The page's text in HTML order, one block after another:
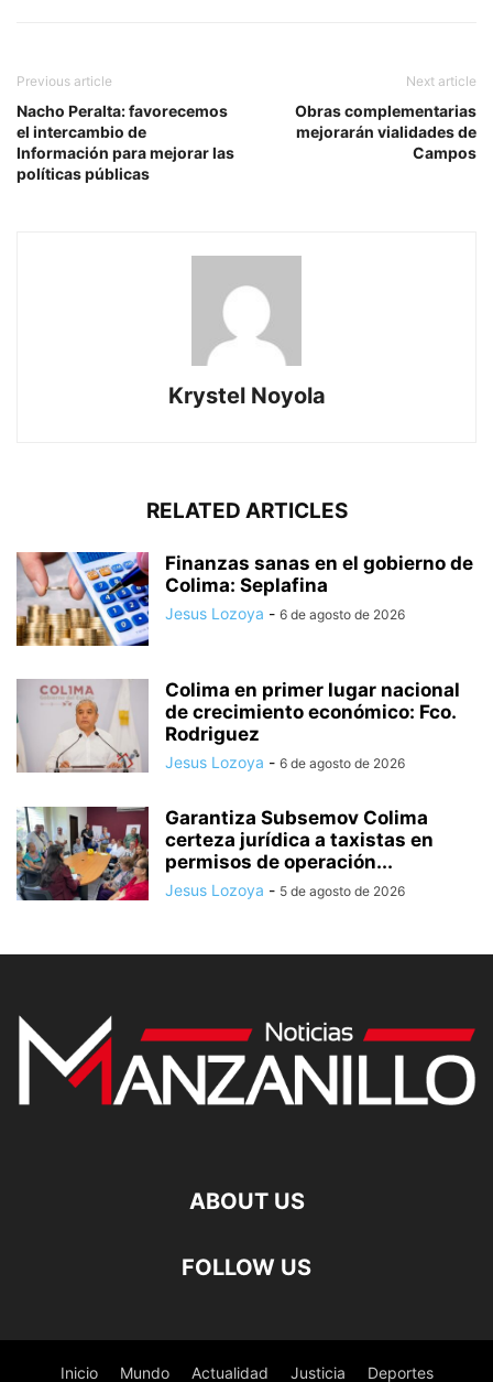
Previous article
Nacho Peralta: favorecemos
el intercambio de
Información para mejorar las
políticas públicas
Next article
Obras complementarias
mejorarán vialidades de
Campos
Krystel Noyola
RELATED ARTICLES
Finanzas sanas en el gobierno de
Colima: Seplafina
Jesus Lozoya - 6 de agosto de 2026
Colima en primer lugar nacional
de crecimiento económico: Fco.
Rodriguez
Jesus Lozoya - 6 de agosto de 2026
Garantiza Subsemov Colima
certeza jurídica a taxistas en
permisos de operación...
Jesus Lozoya - 5 de agosto de 2026
ABOUT US
FOLLOW US
Inicio Mundo Actualidad Justicia Deportes